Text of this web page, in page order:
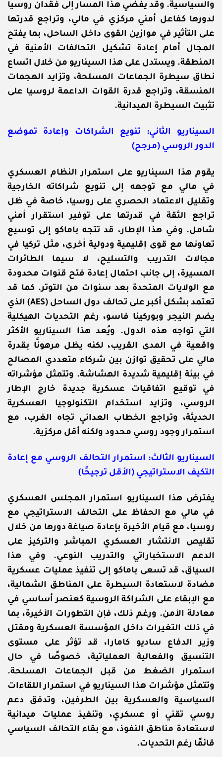
والسياسية. وقد يفضي هذا المسار إلى فقدان روسيا
لدورها كفاعل أمني مركزي في مالي، وتراجع قدرتها
على التأثير في موازين القوى داخل الساحل، بما يفتح
المجال أمام إعادة تشكيل التحالفات الأمنية في
المنطقة. ويستدل على هذا السيناريو من خلال اتساع
نطاق سيطرة الجماعات المسلحة، وتزايد الهجمات
المنسقة، وتراجع قدرة القوات الداعمة لروسيا على
تثبيت السيطرة الميدانية.
السيناريو الثاني: تنويع الشراكات وإعادة تموضع
الدور الروسي (مرجح)
يقوم هذا السيناريو على استمرار النظام العسكري
في مالي مع توجهه إلى تنويع شراكاته الخارجية
وتقليل الاعتماد الحصري على روسيا، خاصة في ظل
تراجع الثقة في قدرتها على توفير استقرار أمني
شامل. وفي هذا الإطار، قد تتجه باماكو إلى توسيع
تعاونها مع قوى إقليمية ودولية أخرى، مثل تركيا في
مجالات التدريب والتسليح، لا سيما الطائرات
المسيرة، إلى جانب احتمال إعادة فتح قنوات محدودة
مع الولايات المتحدة بعد سنوات من التوتر. كما قد
تعتمد بشكل أكبر على تحالف دول الساحل (AES) الذي
يضم النيجر وبوركينا فاسو، رغم التحديات الهيكلية
التي تواجه هذه الدول. ويُعد هذا السيناريو الأكثر
واقعية في المدى القريب، لكنه يظل مرهونًا بقدرة
مالي على تحقيق توازن بين شركاء متعددي المصالح
في بيئة إقليمية شديدة الهشاشة. وتتمثل مؤشراته
في توقيع اتفاقيات عسكرية جديدة خارج الإطار
الروسي، وتزايد استخدام التكنولوجيا العسكرية
الحديثة، وتراجع الخطاب العدائي تجاه الغرب، مع
استمرار وجود روسي محدود ولكنه أقل مركزية.
السيناريو الثالث: استمرار التحالف الروسي مع إعادة
التكيف الاستراتيجي (الأقل ترجيحًا)
يفترض هذا السيناريو استمرار المجلس العسكري
في مالي مع الحفاظ على التحالف الاستراتيجي مع
روسيا، مع قيام الأخيرة بإعادة صياغة دورها من خلال
تقليص الانتشار العسكري المباشر والتركيز على
الدعم الاستخباراتي والتدريب النوعي. وفي هذا
السياق، قد تسعى باماكو إلى تنفيذ عمليات عسكرية
مضادة لاستعادة السيطرة على المناطق الشمالية،
مع الإبقاء على الشراكة الروسية كعنصر أساسي في
معادلة الأمن. ورغم ذلك، فإن التطورات الأخيرة، بما
في ذلك التغيرات داخل المؤسسة العسكرية ومقتل
وزير الدفاع ساديو كامارا، قد تؤثر على مستوى
التنسيق والفعالية العملياتية، خصوصًا في حال
استمرار الضغط من قبل الجماعات المسلحة.
وتتمثل مؤشرات هذا السيناريو في استمرار اللقاءات
السياسية والعسكرية بين الطرفين، وتدفق دعم
روسي تقني أو عسكري، وتنفيذ عمليات ميدانية
لاستعادة مناطق النفوذ، مع بقاء التحالف السياسي
قائمًا رغم التحديات.